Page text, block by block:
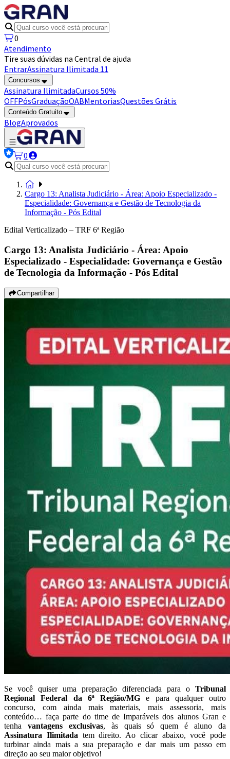
0
Atendimento
Tire suas dúvidas na Central de ajuda
EntrarAssinatura Ilimitada 11
Concursos
Assinatura IlimitadaCursos 50%
OFFPósGraduaçãoOABMentoriasQuestões Grátis
Conteúdo Gratuito
BlogAprovados
0
Cargo 13: Analista Judiciário - Área: Apoio Especializado -
Especialidade: Governança e Gestão de Tecnologia da
Informação - Pós Edital
Edital Verticalizado – TRF 6ª Região
Cargo 13: Analista Judiciário - Área: Apoio
Especializado - Especialidade: Governança e Gestão
de Tecnologia da Informação - Pós Edital
Compartilhar
Se você quiser uma preparação diferenciada para o Tribunal
Regional Federal da 6ª Região/MG e para qualquer outro
concurso, com ainda mais materiais, mais assessoria, mais
conteúdo… faça parte do time de Imparáveis dos alunos Gran e
tenha vantagens exclusivas, às quais só quem é aluno da
Assinatura Ilimitadatem direito. Ao clicar abaixo, você pode
turbinar ainda mais a sua preparação e dar mais um passo em
direção ao seu maior objetivo!